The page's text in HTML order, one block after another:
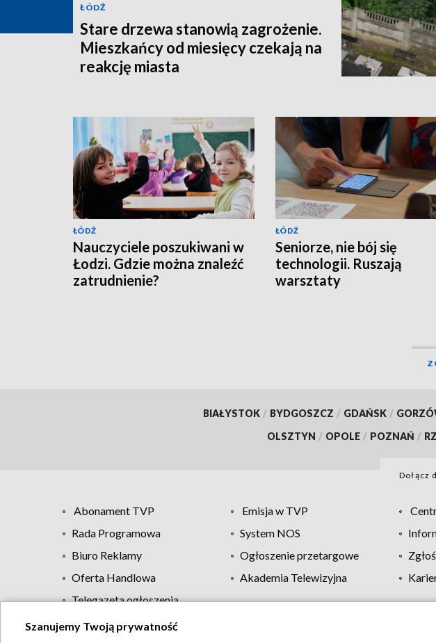
ŁÓDŹ
Stare drzewa stanowią zagrożenie.
Mieszkańcy od miesięcy czekają na
reakcję miasta
ŁÓDŹ
Nauczyciele poszukiwani w
Łodzi. Gdzie można znaleźć
zatrudnienie?
ŁÓDŹ
Seniorze, nie bój się
technologii. Ruszają
warsztaty
BIAŁYSTOK / BYDGOSZCZ / GDAŃSK /
OLSZTYN / OPOLE / POZNAŃ /
Dołącz
Abonament TVP Emisja w TVP
Rada Programowa
System NOS
Biuro Reklamy
Ogłoszenie przetargowe
Oferta Handlowa
Akademia Telewizyjna
Telegazeta ogłoszenia
Szanujemy Twoją prywatność